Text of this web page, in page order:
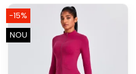
-15%
NOU